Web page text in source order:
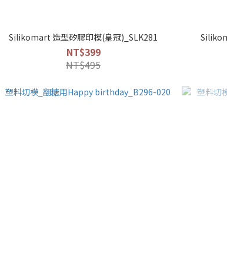
Silikomart 造型矽膠印模(皇冠)_SLK281
NT$399
NT$495